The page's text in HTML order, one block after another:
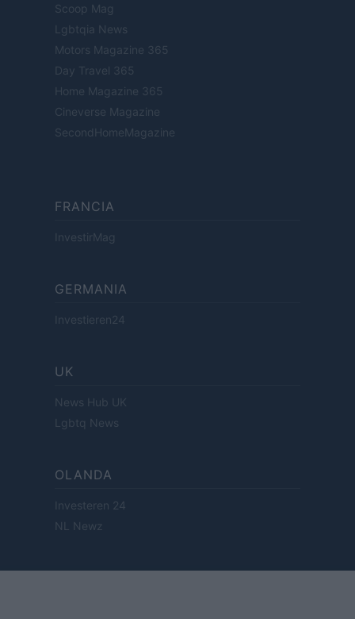
Scoop Mag
Lgbtqia News
Motors Magazine 365
Day Travel 365
Home Magazine 365
Cineverse Magazine
SecondHomeMagazine
FRANCIA
InvestirMag
GERMANIA
Investieren24
UK
News Hub UK
Lgbtq News
OLANDA
Investeren 24
NL Newz